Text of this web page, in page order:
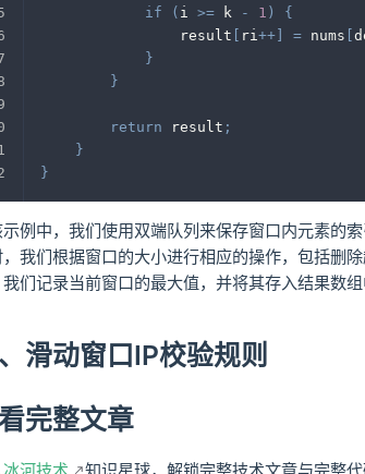
if
( i >= k - 1 )
{
                result
ri ++ = nums
}
}
return result ;
}
}
例中，我们使用双端队列来保存窗口内元素的
我们根据窗口的大小进行相应的操作，包括删
们记录当前窗口的最大值，并将其存入结果数组
滑动窗口IP校验规则
完整文章